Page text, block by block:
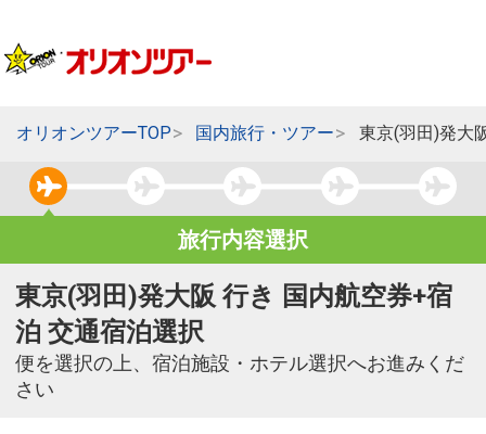
オリオンツアーTOP 国内旅行・ツアー 東京(羽田)発大
旅行内容選択
東京(羽田)発大阪 行き 国内航空券+宿
泊 交通宿泊選択
便を選択の上、宿泊施設・ホテル選択へお進みくだ
さい